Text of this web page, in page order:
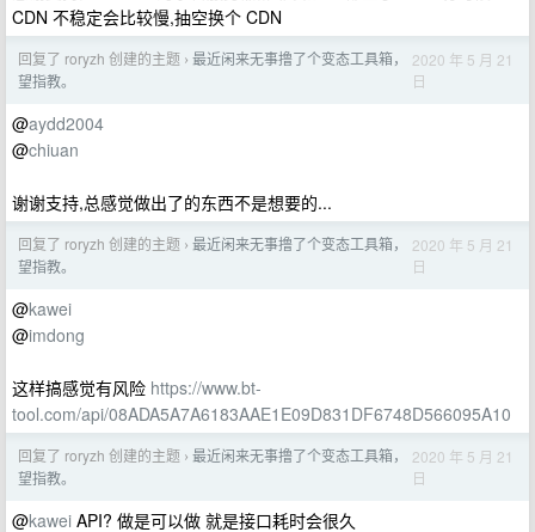
CDN 不稳定会比较慢,抽空换个 CDN
回复了 roryzh 创建的主题 › 最近闲来无事撸了个变态工具箱，
望指教。
2020 年 5 月 21
日
@aydd2004
@chiuan
谢谢支持,总感觉做出了的东西不是想要的...
回复了 roryzh 创建的主题 › 最近闲来无事撸了个变态工具箱，
望指教。
2020 年 5 月 21
日
@kawei
@imdong
这样搞感觉有风险 https://www.bt-
tool.com/api/08ADA5A7A6183AAE1E09D831DF6748D566095A10
回复了 roryzh 创建的主题 › 最近闲来无事撸了个变态工具箱，
望指教。
2020 年 5 月 21
日
@kawei API? 做是可以做 就是接口耗时会很久